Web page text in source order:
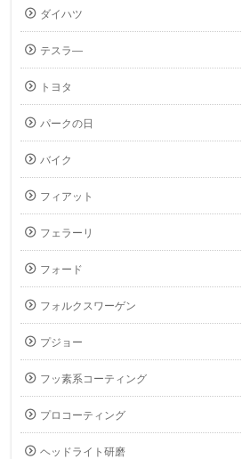
ダイハツ
テスラ―
トヨタ
パークの日
バイク
フィアット
フェラーリ
フォード
フォルクスワーゲン
プジョー
フッ素系コーティング
プロコーティング
ヘッドライト研磨